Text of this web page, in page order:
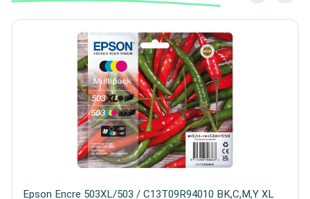
Epson Encre 503XL/503 / C13T09R94010 BK,C,M,Y XL